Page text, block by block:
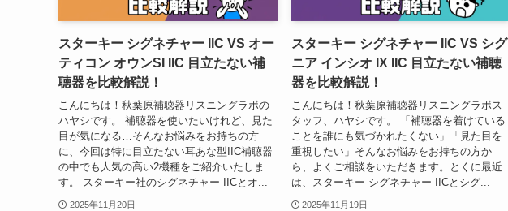
スターキー シグネチャー IIC VS オー
ティコン オウンSI IIC 目立たない補
聴器を比較解説！
こんにちは！秋葉原補聴器リスニングラボの
ハヤシです。 補聴器を使いたいけれど、見た
目が気になる…そんなお悩みをお持ちの方
に、今回は特に目立たない耳あな型IIC補聴器
の中でも人気の高い2機種をご紹介いたしま
す。 スターキー社のシグネチャー IICとオ...
2025年11月20日
スターキー シグネチャー IIC VS シグ
ニア インシオ IX IIC 目立たない補聴
器を比較解説！
こんにちは！秋葉原補聴器リスニングラボス
タッフ、ハヤシです。 「補聴器を着けている
ことを誰にも気づかれたくない」「見た目を
重視したい」そんなお悩みをお持ちの方か
ら、よくご相談をいただきます。とくに最近
は、スターキー シグネチャー IICとシグ...
2025年11月19日